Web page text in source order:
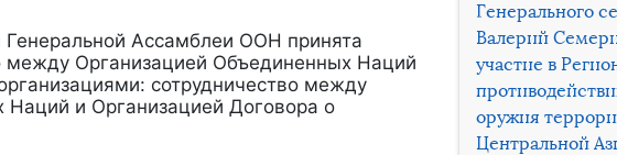
Генерального
Валерий
участие в
оружия
Центральной
Генеральной Ассамблеи ООН принята
между Организацией Объединенных Наций
сотрудничество между
и Организацией Договора о